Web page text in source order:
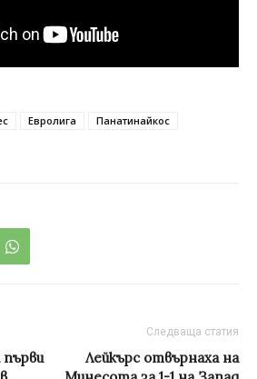
Евролига
Панатинайкос
първи
Следваща статия
Лейкърс отвърнаха на